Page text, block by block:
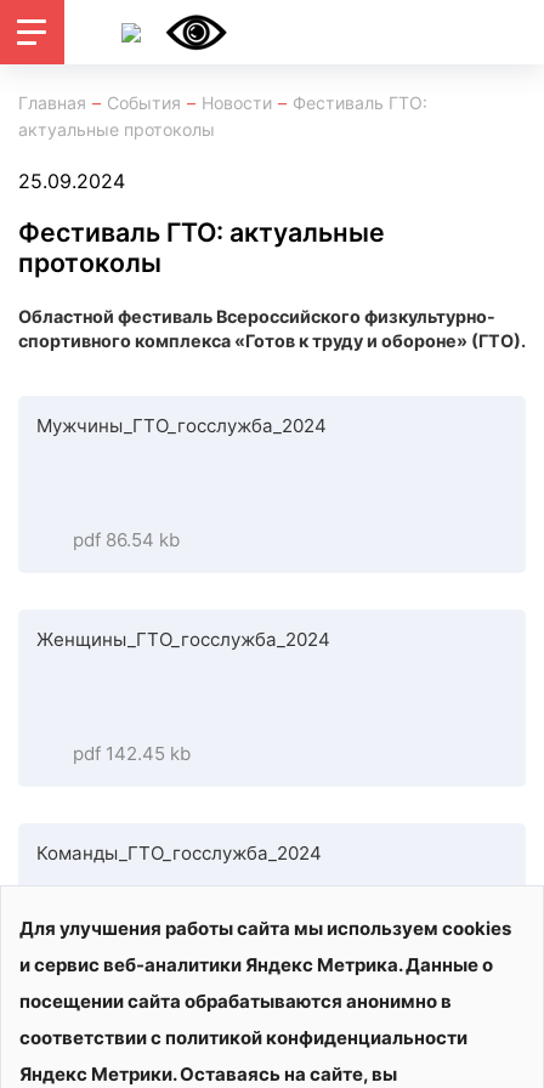
Главная События Новости
Фестиваль ГТО:
актуальные протоколы
25.09.2024
Фестиваль ГТО: актуальные
протоколы
Областной фестиваль Всероссийского физкультурно-
спортивного комплекса «Готов к труду и обороне» (ГТО).
Мужчины_ГТО_госслужба_2024
pdf 86.54 kb
Женщины_ГТО_госслужба_2024
pdf 142.45 kb
Команды_ГТО_госслужба_2024
pdf 66.8 kb
Для улучшения работы сайта мы используем cookies
и сервис веб-аналитики Яндекс Метрика. Данные о
посещении сайта обрабатываются анонимно в
соответствии с политикой конфиденциальности
Яндекс Метрики. Оставаясь на сайте, вы